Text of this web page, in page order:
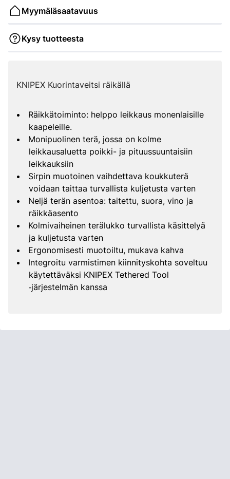
Myymäläsaatavuus
Kysy tuotteesta
KNIPEX Kuorintaveitsi räikällä
Räikkätoiminto: helppo leikkaus monenlaisille
kaapeleille.
Monipuolinen terä, jossa on kolme
leikkausaluetta poikki- ja pituussuuntaisiin
leikkauksiin
Sirpin muotoinen vaihdettava koukkuterä
voidaan taittaa turvallista kuljetusta varten
Neljä terän asentoa: taitettu, suora, vino ja
räikkäasento
Kolmivaiheinen terälukko turvallista käsittelyä
ja kuljetusta varten
Ergonomisesti muotoiltu, mukava kahva
Integroitu varmistimen kiinnityskohta soveltuu
käytettäväksi KNIPEX Tethered Tool
‑järjestelmän kanssa